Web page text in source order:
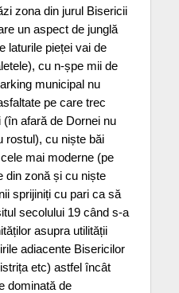
zona din jurul Bisericii
un aspect de junglă
laturile pieței vai de
cu n-șpe mii de
municipal nu
pe care trec
afară de Dornei nu
rostul), cu niște băi
mai moderne (pe
din zonă și cu niște
sprijiniți cu pari ca să
secolului 19 când s-a
asupra utilității
adiacente Bisericilor
etc) astfel încât
dominată de